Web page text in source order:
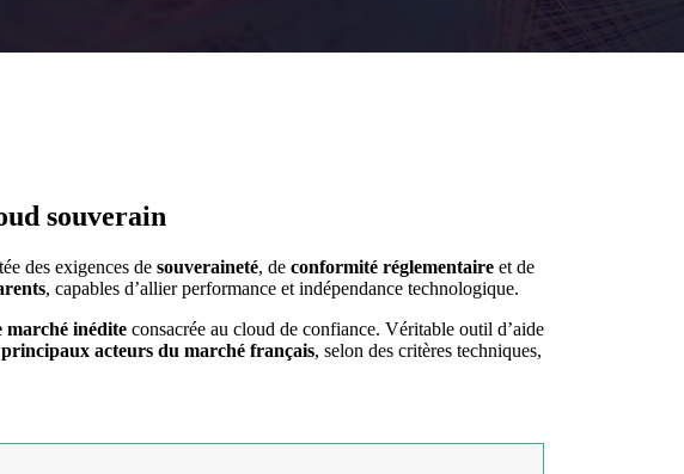
souverain
des exigences de souveraineté, de conformité réglementaire et de
, capables d’allier performance et indépendance technologique.
marché inédite consacrée au cloud de confiance. Véritable outil d’aide
principaux acteurs du marché français, selon des critères techniques,